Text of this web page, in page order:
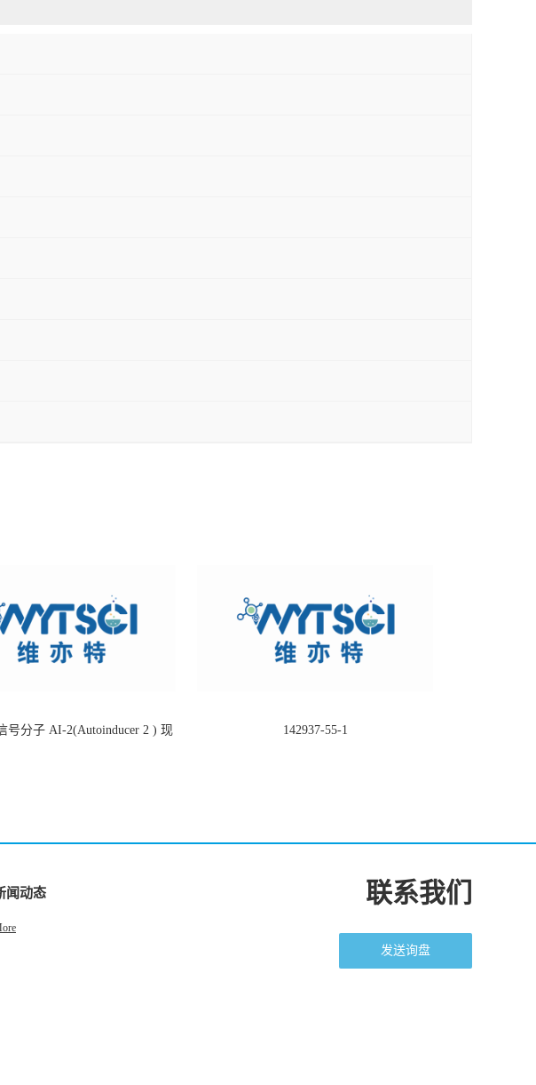
号分子 AI-2(Autoinducer 2 ) 现
142937-55-1
闻动态 联系我们
发送询盘